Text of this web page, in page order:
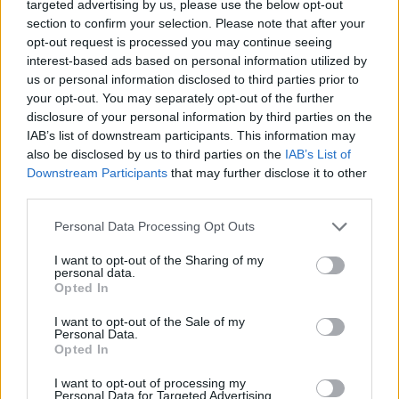
targeted advertising by us, please use the below opt-out
section to confirm your selection. Please note that after your
opt-out request is processed you may continue seeing
interest-based ads based on personal information utilized by
us or personal information disclosed to third parties prior to
your opt-out. You may separately opt-out of the further
disclosure of your personal information by third parties on the
IAB’s list of downstream participants. This information may
also be disclosed by us to third parties on the IAB’s List of
Downstream Participants that may further disclose it to other
Please note that this website/app uses one or more Google
not limited to your visit or usage behaviour. You may click to
grant or deny consent to Google and its third-party tags to
use your data for below specified purposes in below Google
consent section.
Personal Data Processing Opt Outs
I want to opt-out of the Sharing of my
personal data.
Opted In
I want to opt-out of the Sale of my
Personal Data.
Opted In
I want to opt-out of processing my
Personal Data for Targeted Advertising.
Europapokalfinale die meisten Tore erzielt?”– man würde
wahrscheinlich Ronaldo oder Messi sagen. Die richtige
Antwort ist jedoch die ungarische Legende Puskás. Während
Messi im Europapokalfinale ein Tor erzielte und Ronaldos
Bilanz ein doppeltes Tor bei der Champions-League-
Endrunde ist;
Ferenc Puskás übernimmt mit seinen vier Toren, die im
1960 gegen Frankfurt gewonnenen 7-3-Finale erzielt
wurden, die Spitze.
Die meisten Tore in der Serie der Europapokal-Endrunden
Die Rekordtorschützenliste von Puskás kann zusammen mit
Alberto Di Stefano, mit dem sie damals in Real Madrid
spielten, fortgesetzt werden Beide Fußballer erzielten im
die seitdem nicht mehr geschlagen wurde.